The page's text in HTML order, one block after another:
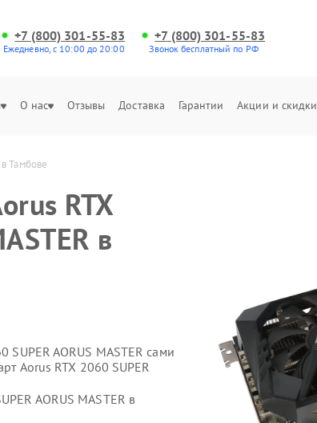
+7 (800) 301-55-83
Ежедневно, с 10:00 до 20:00
+7 (800) 301-55-83
Звонок бесплатный по РФ
О нас Отзывы Доставка Гарантии Акции и скидки
Тамбове
RTX
в
AORUS MASTER сами
Aorus RTX 2060 SUPER
AORUS MASTER в